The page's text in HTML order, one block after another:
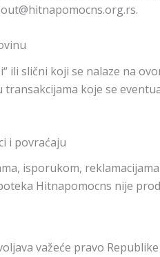
ili slični koji se nalaze na
transakcijama koje se
i povraćaju
isporukom,
Hitnapomocns nije
važeće pravo